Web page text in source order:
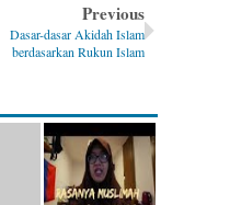
Previous
Dasar-dasar Akidah Islam
berdasarkan Rukun Islam